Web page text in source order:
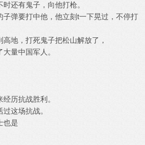
还有鬼子，向他打枪。
子弹要打中他，他立刻t一下晃过，不停打
高地，打死鬼子把松山解放了，
量中国军人。
历抗战胜利。
这场抗战。
也是